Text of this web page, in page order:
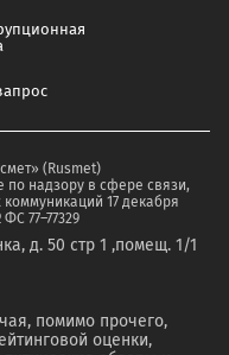
(Rusmet)
по надзору в сфере связи,
17 декабря
77–77329
д. 50 стр 1 ,помещ. 1/1
помимо прочего,
оценки,